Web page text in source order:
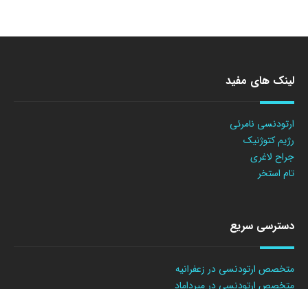
لینک های مفید
ارتودنسی نامرئی
رژیم کتوژنیک
جراح لاغری
تام استخر
دسترسی سریع
متخصص ارتودنسی در زعفرانیه
متخصص ارتودنسی در میرداماد